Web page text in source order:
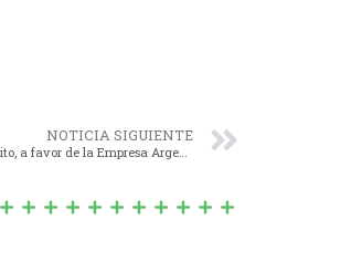
NOTICIA SIGUIENTE
1410/15 – Conceder en “COMODATO”, y por lo tanto a título gratuito, a favor de la Empresa Argentina de Soluciones Satelitales S.A. ARSAT, el lote ubicado en el predio del FCGB, sito en calle 9 entre 34 y 36.